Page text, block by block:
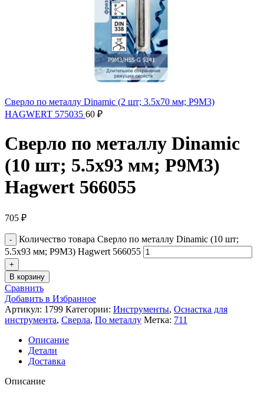
Сверло по металлу Dinamic (2 шт; 3.5х70 мм; Р9М3)
HAGWERT 575035 60 ₽
Сверло по металлу Dinamic
(10 шт; 5.5х93 мм; P9M3)
Hagwert 566055
705 ₽
Количество товара Сверло по металлу Dinamic (10 шт;
5.5х93 мм; P9M3) Hagwert 566055
В корзину
Сравнить
Добавить в Избранное
Артикул: 1799 Категории: Инструменты, Оснастка для
инструмента, Сверла, По металлу Метка: 711
Описание
Детали
Доставка
Описание